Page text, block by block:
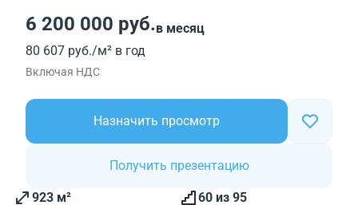
6 200 000 руб.в месяц
80 607 руб./м² в год
Включая НДС
Назначить просмотр
Получить презентацию
923 м² 60 из 95